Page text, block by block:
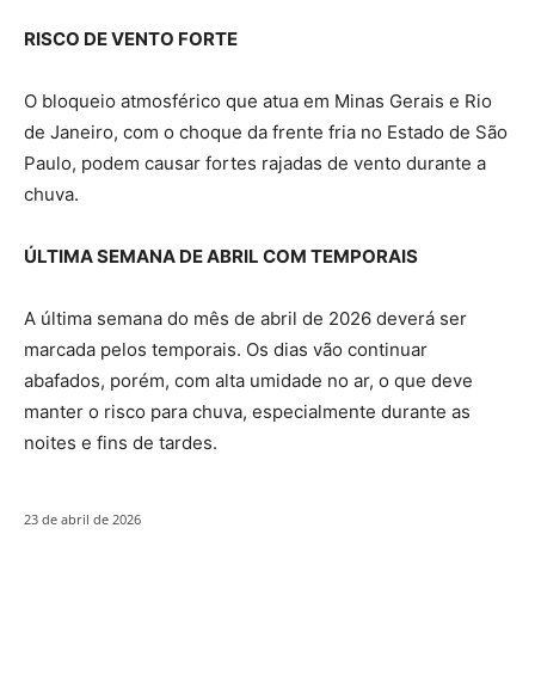
RISCO DE VENTO FORTE
O bloqueio atmosférico que atua em Minas Gerais e Rio
de Janeiro, com o choque da frente fria no Estado de São
Paulo, podem causar fortes rajadas de vento durante a
chuva.
ÚLTIMA SEMANA DE ABRIL COM TEMPORAIS
A última semana do mês de abril de 2026 deverá ser
marcada pelos temporais. Os dias vão continuar
abafados, porém, com alta umidade no ar, o que deve
manter o risco para chuva, especialmente durante as
noites e fins de tardes.
23 de abril de 2026